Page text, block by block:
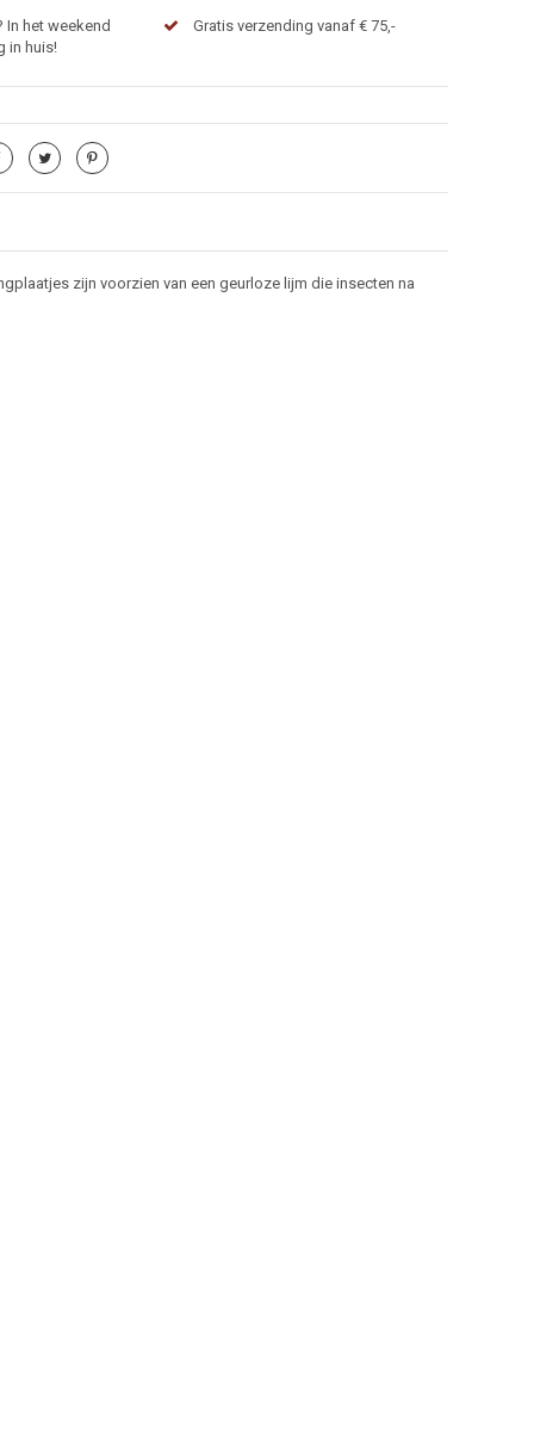
In het weekend
in huis!
Gratis verzending vanaf € 75,-
zijn voorzien van een geurloze lijm die insecten na